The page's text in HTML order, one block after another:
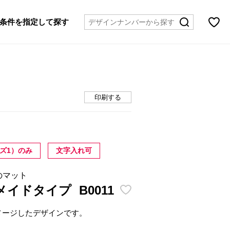
条件を指定して探す
印刷する
1）のみ 文字入れ可
ット
イドタイプ B0011
ジしたデザインです。